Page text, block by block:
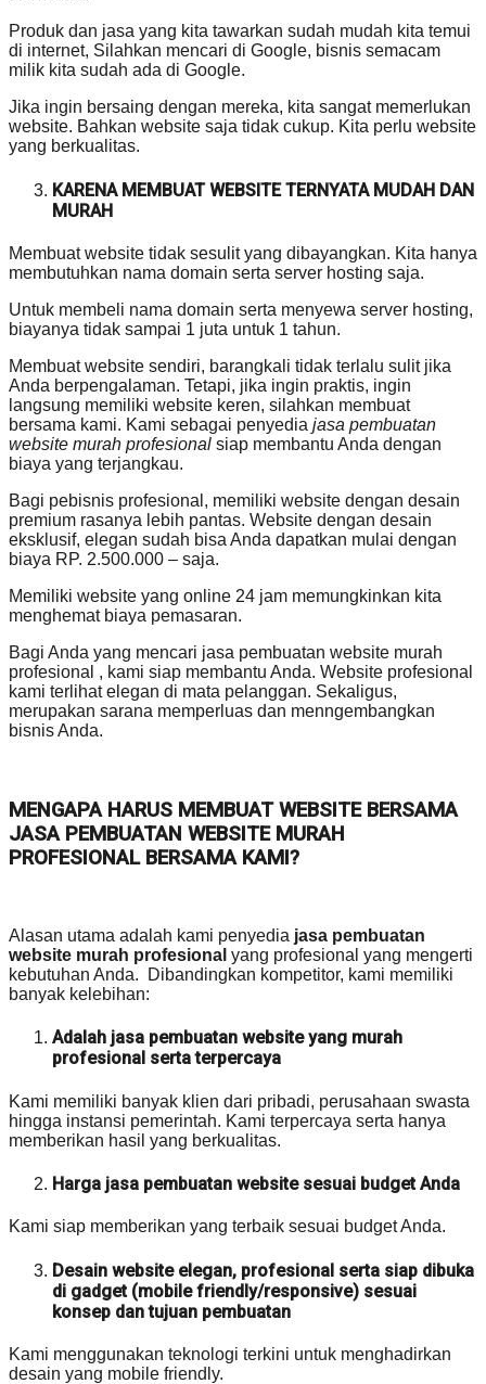
Produk dan jasa yang kita tawarkan sudah mudah kita temui
di internet, Silahkan mencari di Google, bisnis semacam
milik kita sudah ada di Google.
Jika ingin bersaing dengan mereka, kita sangat memerlukan
website. Bahkan website saja tidak cukup. Kita perlu website
yang berkualitas.
KARENA MEMBUAT WEBSITE TERNYATA MUDAH DAN
MURAH
Membuat website tidak sesulit yang dibayangkan. Kita hanya
membutuhkan nama domain serta server hosting saja.
Untuk membeli nama domain serta menyewa server hosting,
biayanya tidak sampai 1 juta untuk 1 tahun.
Membuat website sendiri, barangkali tidak terlalu sulit jika
Anda berpengalaman. Tetapi, jika ingin praktis, ingin
langsung memiliki website keren, silahkan membuat
bersama kami. Kami sebagai penyedia jasa pembuatan
website murah profesional siap membantu Anda dengan
biaya yang terjangkau.
Bagi pebisnis profesional, memiliki website dengan desain
premium rasanya lebih pantas. Website dengan desain
eksklusif, elegan sudah bisa Anda dapatkan mulai dengan
biaya RP. 2.500.000 – saja.
Memiliki website yang online 24 jam memungkinkan kita
menghemat biaya pemasaran.
Bagi Anda yang mencari jasa pembuatan website murah
profesional , kami siap membantu Anda. Website profesional
kami terlihat elegan di mata pelanggan. Sekaligus,
merupakan sarana memperluas dan menngembangkan
bisnis Anda.
MENGAPA HARUS MEMBUAT WEBSITE BERSAMA
JASA PEMBUATAN WEBSITE MURAH
PROFESIONAL BERSAMA KAMI?
Alasan utama adalah kami penyedia jasa pembuatan
website murah profesional yang profesional yang mengerti
kebutuhan Anda. Dibandingkan kompetitor, kami memiliki
banyak kelebihan:
Adalah jasa pembuatan website yang murah
profesional serta terpercaya
Kami memiliki banyak klien dari pribadi, perusahaan swasta
hingga instansi pemerintah. Kami terpercaya serta hanya
memberikan hasil yang berkualitas.
Harga jasa pembuatan website sesuai budget Anda
Kami siap memberikan yang terbaik sesuai budget Anda.
Desain website elegan, profesional serta siap dibuka
di gadget (mobile friendly/responsive) sesuai
konsep dan tujuan pembuatan
Kami menggunakan teknologi terkini untuk menghadirkan
desain yang mobile friendly.